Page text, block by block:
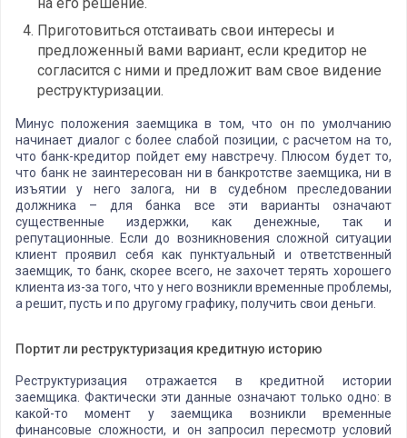
Приготовиться отстаивать свои интересы и
предложенный вами вариант, если кредитор не
согласится с ними и предложит вам свое видение
реструктуризации.
Минус положения заемщика в том, что он по умолчанию
начинает диалог с более слабой позиции, с расчетом на то,
что банк-кредитор пойдет ему навстречу. Плюсом будет то,
что банк не заинтересован ни в банкротстве заемщика, ни в
изъятии у него залога, ни в судебном преследовании
должника – для банка все эти варианты означают
существенные издержки, как денежные, так и
репутационные. Если до возникновения сложной ситуации
клиент проявил себя как пунктуальный и ответственный
заемщик, то банк, скорее всего, не захочет терять хорошего
клиента из-за того, что у него возникли временные проблемы,
а решит, пусть и по другому графику, получить свои деньги.
Портит ли реструктуризация кредитную историю
Реструктуризация отражается в кредитной истории
заемщика. Фактически эти данные означают только одно: в
какой-то момент у заемщика возникли временные
финансовые сложности, и он запросил пересмотр условий